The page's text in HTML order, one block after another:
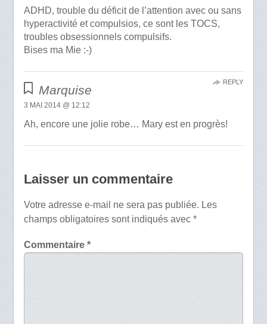
ADHD, trouble du déficit de l’attention avec ou sans
hyperactivité et compulsios, ce sont les TOCS,
troubles obsessionnels compulsifs.
Bises ma Mie :-)
Marquise
3 MAI 2014 @ 12:12
Ah, encore une jolie robe… Mary est en progrès!
REPLY
Laisser un commentaire
Votre adresse e-mail ne sera pas publiée. Les
champs obligatoires sont indiqués avec *
Commentaire *